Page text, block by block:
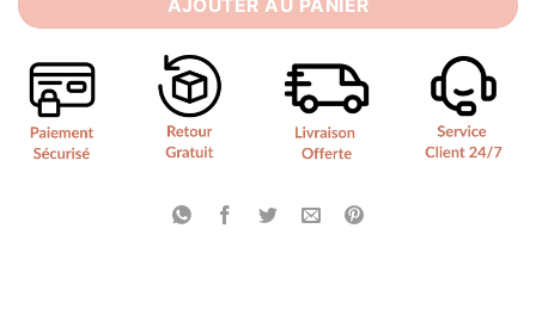
AJOUTER AU PANIER